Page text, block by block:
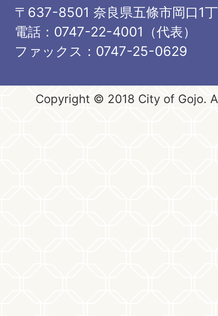
〒637-8501 奈良県五條市岡口1
電話：0747-22-4001（代表）
ファックス：0747-25-0629
Copyright © 2018 City of Gojo.